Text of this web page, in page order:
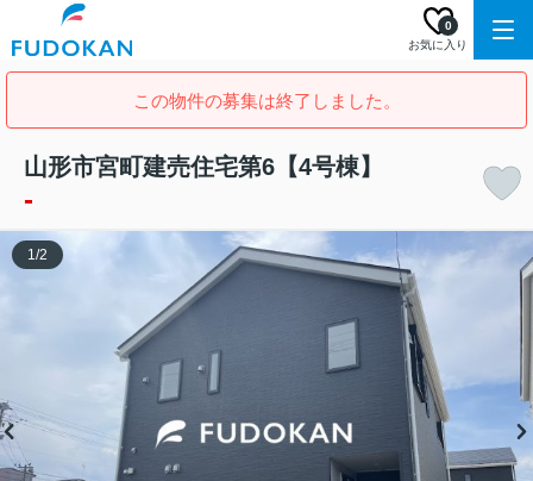
お気に入り
0
この物件の募集は終了しました。
山形市宮町建売住宅第6【4号棟】
-
1/2